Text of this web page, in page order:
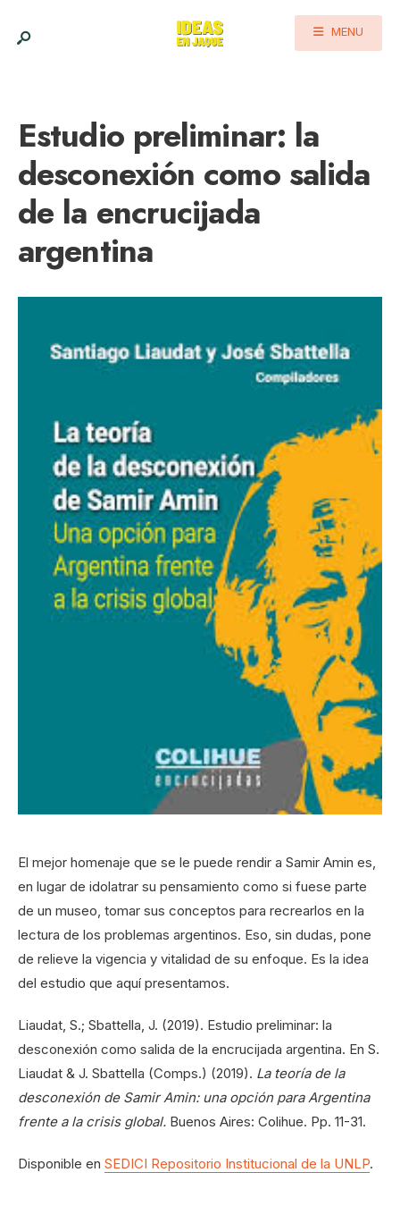
MENU
Estudio preliminar: la
desconexión como salida
de la encrucijada
argentina
El mejor homenaje que se le puede rendir a Samir Amin es,
en lugar de idolatrar su pensamiento como si fuese parte
de un museo, tomar sus conceptos para recrearlos en la
lectura de los problemas argentinos. Eso, sin dudas, pone
de relieve la vigencia y vitalidad de su enfoque. Es la idea
del estudio que aquí presentamos.
Liaudat, S.; Sbattella, J. (2019). Estudio preliminar: la
desconexión como salida de la encrucijada argentina. En S.
Liaudat & J. Sbattella (Comps.) (2019). La teoría de la
desconexión de Samir Amin: una opción para Argentina
frente a la crisis global. Buenos Aires: Colihue. Pp. 11-31.
Disponible en SEDICI Repositorio Institucional de la UNLP.